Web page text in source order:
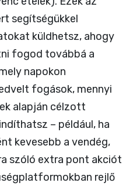
segítségükkel
küldhetsz, ahogy
fogod továbbá a
napokon
fogások, mennyi
alapján célzott
– például, ha
kevesebb a vendég,
szóló extra pont akciót
rejlő